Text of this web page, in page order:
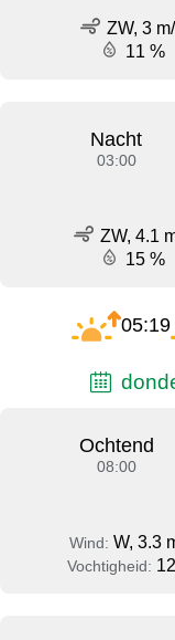
ZW, 3
11 %
Nacht
03:00
ZW, 4.1
15 %
05:19
Ochtend
08:00
Wind: W, 3.3
Vochtigheid: